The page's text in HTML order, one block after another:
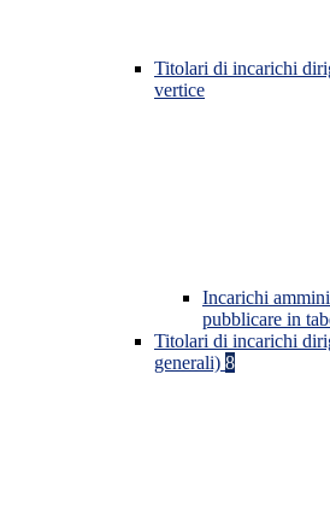
Titolari di incarichi
vertice
Incarichi
pubblicare in
Titolari di incarichi
generali) 8